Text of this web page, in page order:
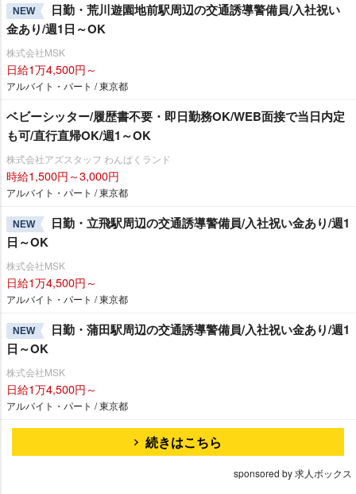
NEW
日勤・荒川遊園地前駅周辺の交通誘導警備員/入社祝い
金あり/週1日～OK
株式会社MSK
日給1万4,500円～
アルバイト・パート / 東京都
ベビーシッター/履歴書不要・即日勤務OK/WEB面接で当日内定
も可/直行直帰OK/週1～OK
株式会社アズスタッフ わんぱくランド
時給1,500円～3,000円
アルバイト・パート / 東京都
NEW
日勤・立飛駅周辺の交通誘導警備員/入社祝い金あり/週1
日～OK
株式会社MSK
日給1万4,500円～
アルバイト・パート / 東京都
NEW
日勤・蒲田駅周辺の交通誘導警備員/入社祝い金あり/週1
日～OK
株式会社MSK
日給1万4,500円～
アルバイト・パート / 東京都
続きはこちら
sponsored by 求人ボックス